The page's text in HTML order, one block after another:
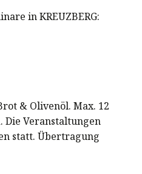
in KREUZBERG:
& Olivenöl. Max. 12
Die Veranstaltungen
statt. Übertragung